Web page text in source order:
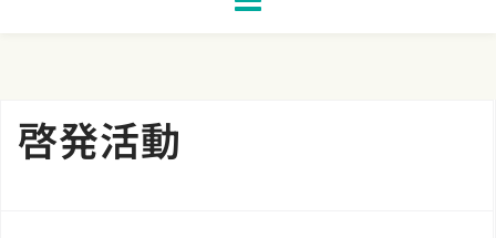
啓発活動